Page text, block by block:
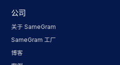
公司
关于 SameGram
SameGram 工厂
博客